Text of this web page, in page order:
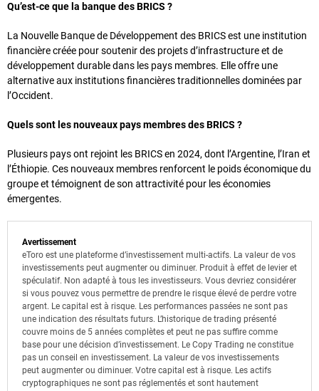
Qu’est-ce que la banque des BRICS ?
La Nouvelle Banque de Développement des BRICS est une institution
financière créée pour soutenir des projets d’infrastructure et de
développement durable dans les pays membres. Elle offre une
alternative aux institutions financières traditionnelles dominées par
l’Occident.
Quels sont les nouveaux pays membres des BRICS ?
Plusieurs pays ont rejoint les BRICS en 2024, dont l’Argentine, l’Iran et
l’Éthiopie. Ces nouveaux membres renforcent le poids économique du
groupe et témoignent de son attractivité pour les économies
émergentes.
Avertissement
eToro est une plateforme d’investissement multi-actifs. La valeur de vos
investissements peut augmenter ou diminuer. Produit à effet de levier et
spéculatif. Non adapté à tous les investisseurs. Vous devriez considérer
si vous pouvez vous permettre de prendre le risque élevé de perdre votre
argent. Le capital est à risque. Les performances passées ne sont pas
une indication des résultats futurs. L’historique de trading présenté
couvre moins de 5 années complètes et peut ne pas suffire comme
base pour une décision d’investissement. Le Copy Trading ne constitue
pas un conseil en investissement. La valeur de vos investissements
peut augmenter ou diminuer. Votre capital est à risque. Les actifs
cryptographiques ne sont pas réglementés et sont hautement